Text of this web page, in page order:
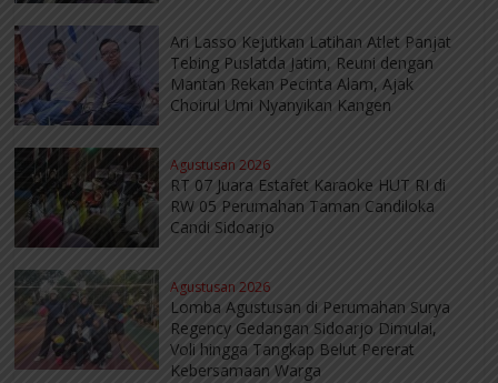
Ari Lasso Kejutkan Latihan Atlet Panjat
Tebing Puslatda Jatim, Reuni dengan
Mantan Rekan Pecinta Alam, Ajak
Choirul Umi Nyanyikan Kangen
Agustusan 2026
RT 07 Juara Estafet Karaoke HUT RI di
RW 05 Perumahan Taman Candiloka
Candi Sidoarjo
Agustusan 2026
Lomba Agustusan di Perumahan Surya
Regency Gedangan Sidoarjo Dimulai,
Voli hingga Tangkap Belut Pererat
Kebersamaan Warga